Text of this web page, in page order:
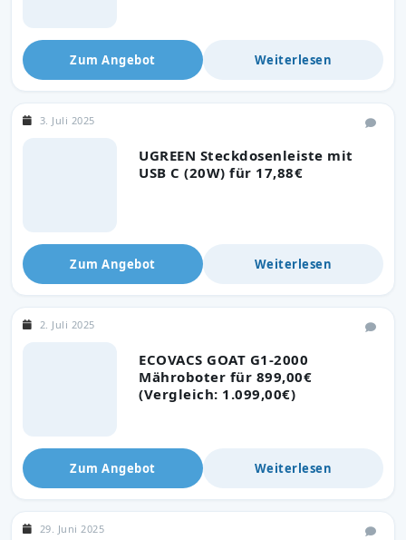
Zum Angebot Weiterlesen
UGREEN Steckdosenleiste mit
USB C (20W) für 17,88€
3. Juli 2025
Zum Angebot Weiterlesen
ECOVACS GOAT G1-2000
Mähroboter für 899,00€
(Vergleich: 1.099,00€)
2. Juli 2025
Zum Angebot Weiterlesen
29. Juni 2025